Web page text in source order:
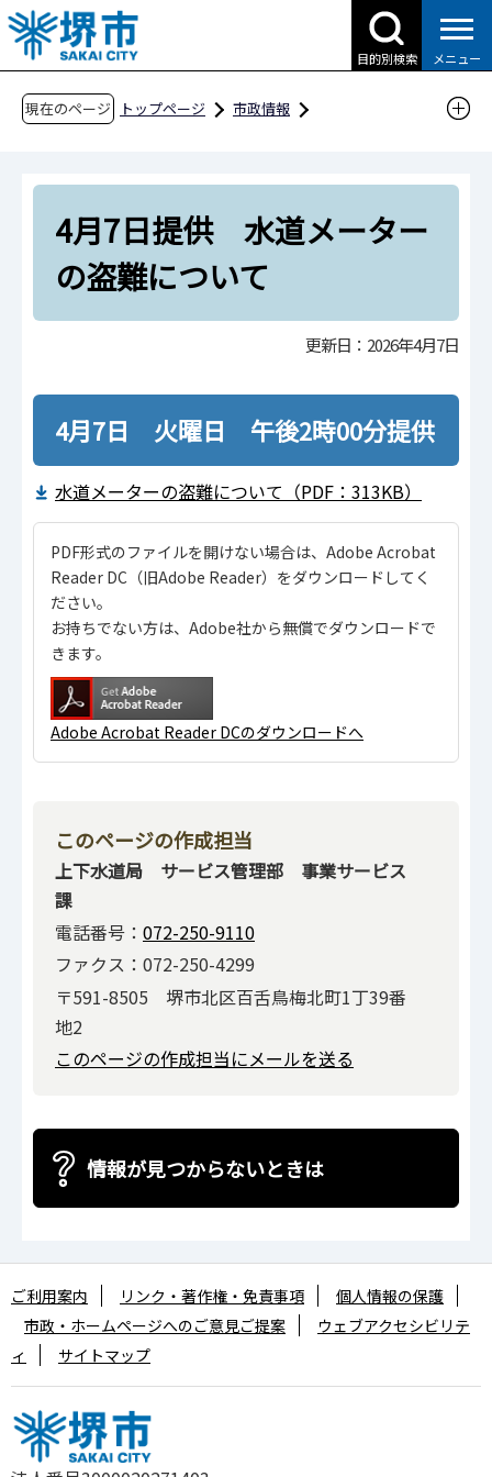
こ
の
ペ
目的別検索 メニュー
現在のページ トップページ
市政情報
報道提供資料
過去の報道提供資料
令和8年
令和8年4月
4月7日提供 水道メーターの盗難について
4月7日提供 水道メーター
の盗難について
更新日：2026年4月7日
4月7日 火曜日 午後2時00分提供
水道メーターの盗難について（PDF：313KB）
PDF形式のファイルを開けない場合は、Adobe Acrobat
Reader DC（旧Adobe Reader）をダウンロードしてく
ださい。
お持ちでない方は、Adobe社から無償でダウンロードで
きます。
Adobe Acrobat Reader DCのダウンロードへ
このページの作成担当
上下水道局 サービス管理部 事業サービス
課
電話番号： 072-250-9110
ファクス：072-250-4299
〒591-8505 堺市北区百舌鳥梅北町1丁39番
地2
このページの作成担当にメールを送る
情報が見つからないときは
ご利用案内 リンク・著作権・免責事項
個人情報の保護
市政・ホームページへのご意見ご提案
ウェブアクセシビリテ
ィ
サイトマップ